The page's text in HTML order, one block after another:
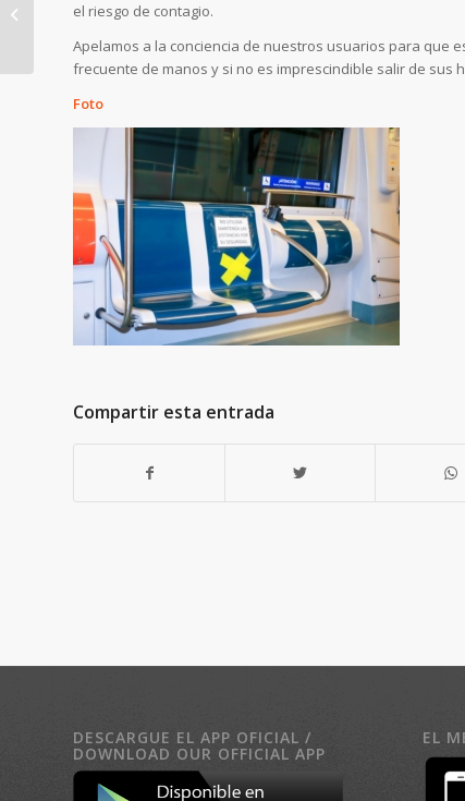
el riesgo de contagio.
Apelamos a la conciencia de nuestros usuarios para que
frecuente de manos y si no es imprescindible salir de sus
Foto
Compartir esta entrada
DESCARGUE EL APP OFICIAL /
DOWNLOAD OUR OFFICIAL APP
EL
COMUNICADO